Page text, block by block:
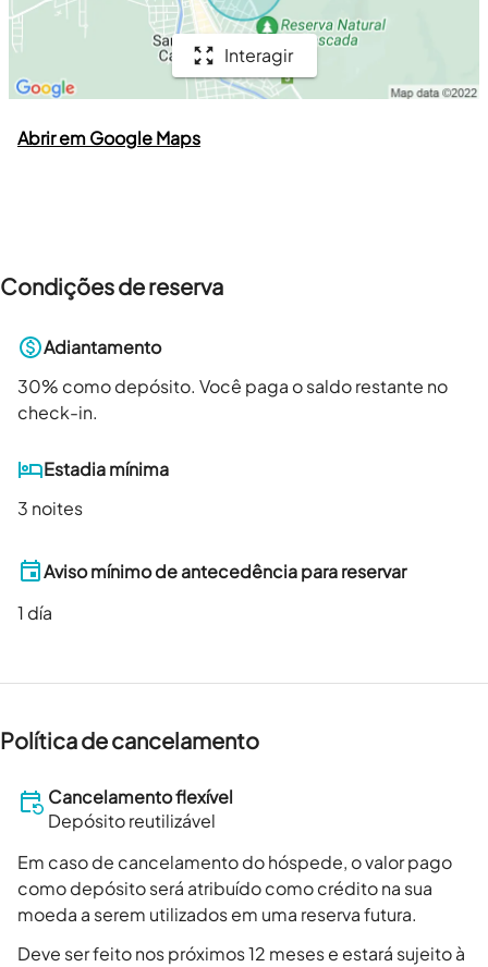
Interagir
Abrir em Google Maps
Condições de reserva
Adiantamento
30% como depósito. Você paga o saldo restante no
check-in.
Estadia mínima
3 noites
Aviso mínimo de antecedência para reservar
1 día
Política de cancelamento
Cancelamento flexível
Depósito reutilizável
Em caso de cancelamento do hóspede, o valor pago
como depósito será atribuído como crédito na sua
moeda a serem utilizados em uma reserva futura.
Deve ser feito nos próximos 12 meses e estará sujeito à